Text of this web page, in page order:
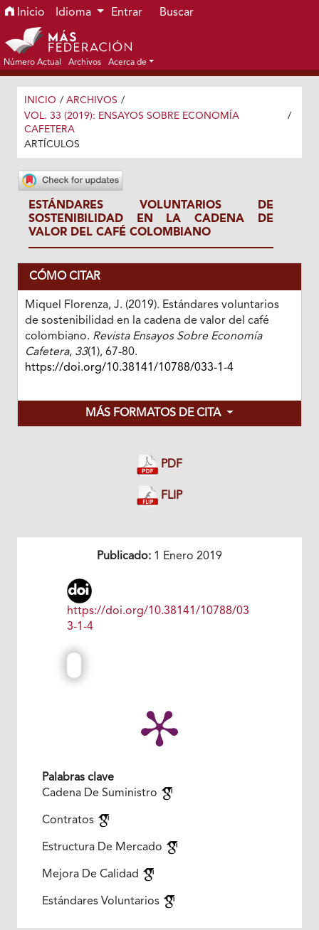
Ir al menú de navegación principal
Ir al contenido principal
Ir al pie de página del sitio
Inicio Idioma Entrar Buscar
Número Actual Archivos Acerca de
INICIO / ARCHIVOS /
VOL. 33 (2019): ENSAYOS SOBRE ECONOMÍA
CAFETERA
/
ARTÍCULOS
ESTÁNDARES VOLUNTARIOS DE
SOSTENIBILIDAD EN LA CADENA DE
VALOR DEL CAFÉ COLOMBIANO
CÓMO CITAR
Miquel Florenza, J. (2019). Estándares voluntarios
de sostenibilidad en la cadena de valor del café
colombiano. Revista Ensayos Sobre Economía
Cafetera, 33(1), 67-80.
https://doi.org/10.38141/10788/033-1-4
MÁS FORMATOS DE CITA
PDF
FLIP
Publicado: 1 Enero 2019
https://doi.org/10.38141/10788/03
3-1-4
Palabras clave
Cadena De Suministro
Contratos
Estructura De Mercado
Mejora De Calidad
Estándares Voluntarios